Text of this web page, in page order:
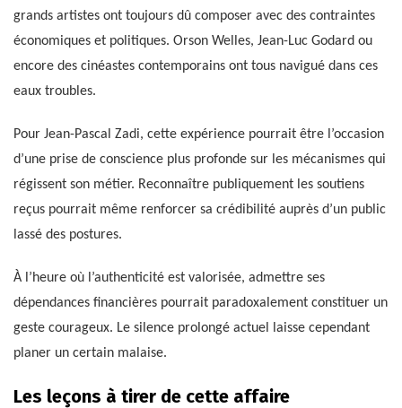
grands artistes ont toujours dû composer avec des contraintes
économiques et politiques. Orson Welles, Jean-Luc Godard ou
encore des cinéastes contemporains ont tous navigué dans ces
eaux troubles.
Pour Jean-Pascal Zadi, cette expérience pourrait être l’occasion
d’une prise de conscience plus profonde sur les mécanismes qui
régissent son métier. Reconnaître publiquement les soutiens
reçus pourrait même renforcer sa crédibilité auprès d’un public
lassé des postures.
À l’heure où l’authenticité est valorisée, admettre ses
dépendances financières pourrait paradoxalement constituer un
geste courageux. Le silence prolongé actuel laisse cependant
planer un certain malaise.
Les leçons à tirer de cette affaire